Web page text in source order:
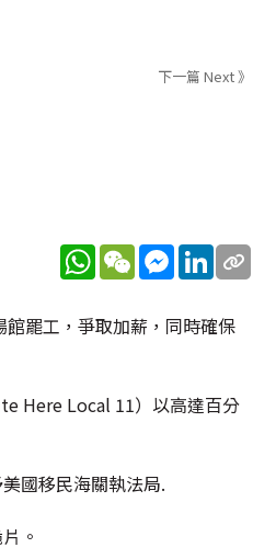
下一篇 Next 》
WhatsApp
WeChatMessenger
LinkedIn
罷工，爭取加薪，同時確保
Here Local 11）以高達百分
國移民海關執法局.
。